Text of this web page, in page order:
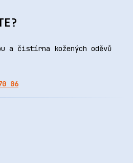
a čistírna kožených oděvů
06